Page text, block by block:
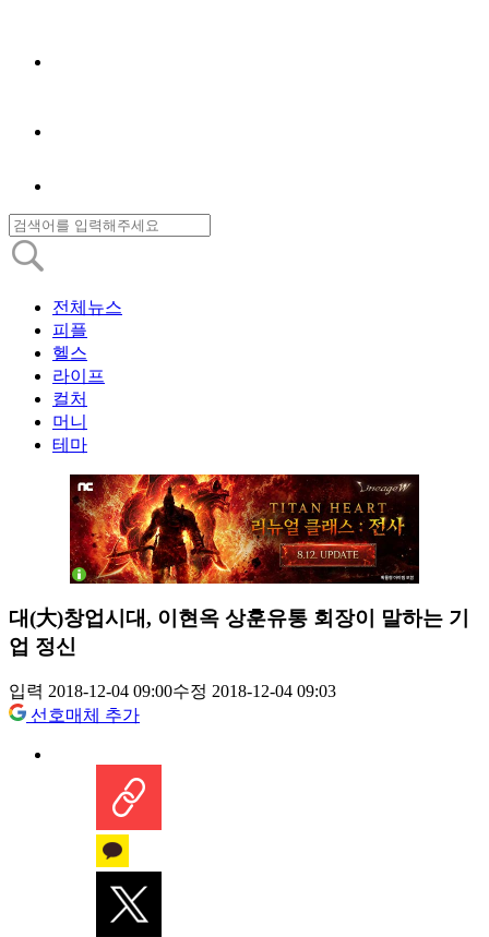
전체뉴스
피플
헬스
라이프
컬처
머니
테마
대(大)창업시대, 이현옥 상훈유통 회장이 말하는 기
업 정신
입력 2018-12-04 09:00수정 2018-12-04 09:03
선호매체 추가